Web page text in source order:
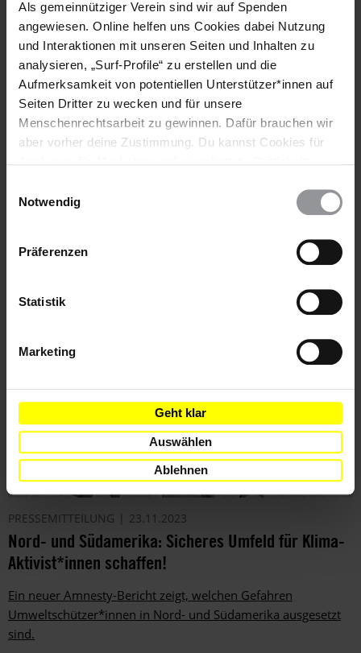
Als gemeinnütziger Verein sind wir auf Spenden
angewiesen. Online helfen uns Cookies dabei Nutzung
und Interaktionen mit unseren Seiten und Inhalten zu
analysieren, „Surf-Profile“ zu erstellen und die
Aufmerksamkeit von potentiellen Unterstützer*innen auf
Seiten Dritter zu wecken und für unsere
Menschenrechtsarbeit zu gewinnen. Dafür brauchen wir
aber vorher deine Zustimmung. Du kannst Cookies für
wieder ändern. Diesen Banner kannst Du über den Link
Notwendig
Präferenzen
Statistik
Marketing
Geht klar
Auswählen
Ablehnen
AMNESTY JOURNAL KOLUMBIEN 13.05.2024
Wasser bedeutet Leben
Barrancabermeja vergiftet die Gewässer und gefährdet eine
PRESSEMITTEILUNG 23.11.2023
Nord- und Südamerika: Sicheres Umfeld für Klima-
Aktivist*innen schaffen!
Ein neuer Amnesty-Bericht zeigt, welchen Gefahren
Umweltschützer*innen in Nord- und Südamerika ausgesetzt
sind.